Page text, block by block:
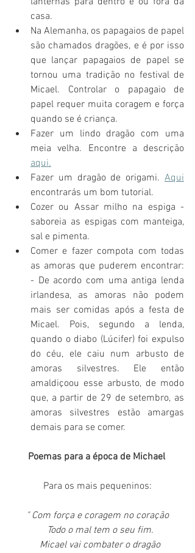
casa.
Na Alemanha, os papagaios de papel
são chamados dragões, e é por isso
que lançar papagaios de papel se
tornou uma tradição no festival de
Micael. Controlar o papagaio de
papel requer muita coragem e força
quando se é criança.
Fazer um lindo dragão com uma
aqui.
Fazer um dragão de origami. Aqui
encontrarás um bom tutorial.
Cozer ou Assar milho na espiga -
saboreia as espigas com manteiga,
sal e pimenta.
Comer e fazer compota com todas
as amoras que puderem encontrar:
- De acordo com uma antiga lenda
irlandesa, as amoras não podem
mais ser comidas após a festa de
Micael. Pois, segundo a lenda,
quando o diabo (Lúcifer) foi expulso
do céu, ele caiu num arbusto de
amoras silvestres. Ele então
amaldiçoou esse arbusto, de modo
que, a partir de 29 de setembro, as
amoras silvestres estão amargas
demais para se comer.
Poemas para a época de Michael
Para os mais pequeninos:
" Com força e coragem no coração
  Todo o mal tem o seu fim.
  Micael vai combater o dragão